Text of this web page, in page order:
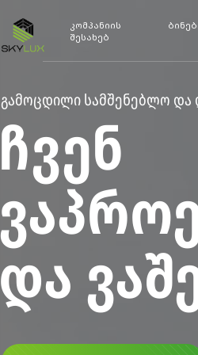
კომპანიის
შესახებ
გამოცდილი სამშენებლო
ᲩᲕᲔᲜ
ᲓᲐ